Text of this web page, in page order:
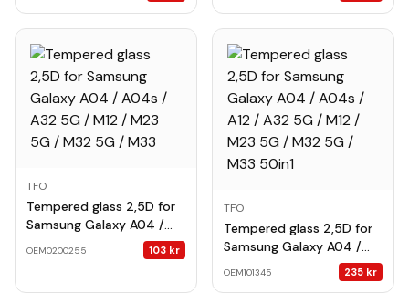
TFO
Tempered glass 2,5D for
Samsung Galaxy A04 /
A04s / A32 5G / M12 /
M23 5G / M32 5G / M33
OEM0200255 103 kr
TFO
Tempered glass 2,5D for
Samsung Galaxy A04 /
A04s / A12 / A32 5G / M12
/ M23 5G / M32 5G / M33
OEM101345 235 kr